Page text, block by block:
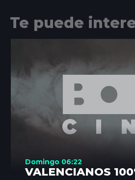
Te puede
Domingo 06:22
VALENCIANOS